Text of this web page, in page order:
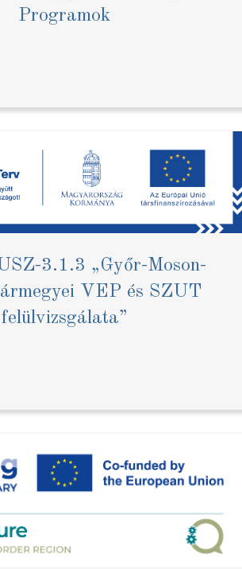
Programok
3.1.3 „Győr-Moson-
VEP és SZUT
felülvizsgálata”